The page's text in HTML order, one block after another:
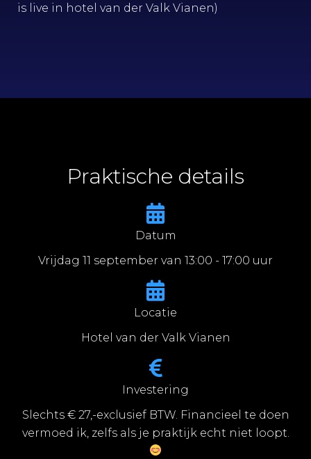
is live in hotel van der Valk Vianen)
Praktische details
Datum
Vrijdag 11 september van 13:00 - 17:00 uur
Locatie
Hotel van der Valk Vianen
Investering
Slechts € 27,-exclusief BTW. Financieel te doen
vermoed ik, zelfs als je praktijk echt niet loopt.